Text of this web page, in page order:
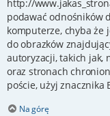
http://
podawać odnośników
komputerze, chyba
do obrazków
autoryzacji, takich jak,
oraz stronach
poście, użyj znacznika
Na górę